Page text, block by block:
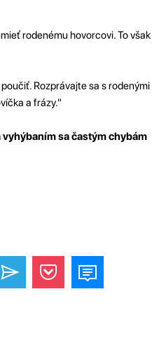
rodenému hovorcovi. To
Rozprávajte sa s rodenými
a frázy."
sa častým chybám